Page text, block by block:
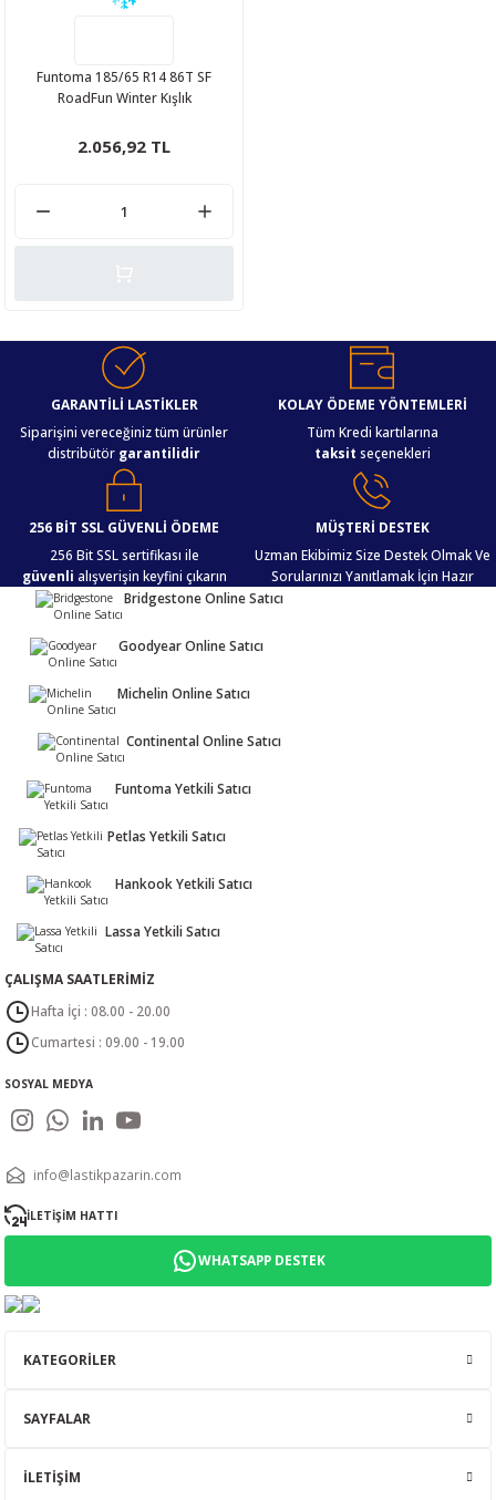
Funtoma 185/65 R14 86T SF
RoadFun Winter Kışlık
2.056,92 TL
GARANTİLİ LASTİKLER
Siparişini vereceğiniz tüm ürünler
distribütör garantilidir
KOLAY ÖDEME YÖNTEMLERİ
Tüm Kredi kartılarına
taksit seçenekleri
256 BİT SSL GÜVENLİ ÖDEME
256 Bit SSL sertifikası ile
güvenli alışverişin keyfini çıkarın
MÜŞTERİ DESTEK
Uzman Ekibimiz Size Destek Olmak Ve
Sorularınızı Yanıtlamak İçin Hazır
Bridgestone Online Satıcı
Goodyear Online Satıcı
Michelin Online Satıcı
Continental Online Satıcı
Funtoma Yetkili Satıcı
Petlas Yetkili Satıcı
Hankook Yetkili Satıcı
Lassa Yetkili Satıcı
ÇALIŞMA SAATLERİMİZ
Hafta İçi : 08.00 - 20.00
Cumartesi : 09.00 - 19.00
SOSYAL MEDYA
info@lastikpazarin.com
İLETİŞİM HATTI
WHATSAPP DESTEK
KATEGORİLER
SAYFALAR
İLETİŞİM